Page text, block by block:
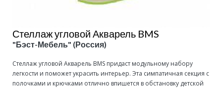
Стеллаж угловой Акварель BMS
"Бэст-Мебель" (Россия)
Стеллаж угловой Акварель BMS придаст модульному набору
легкости и поможет украсить интерьер. Эта симпатичная секция с
полочками и крючками отлично впишется в обстановку детской